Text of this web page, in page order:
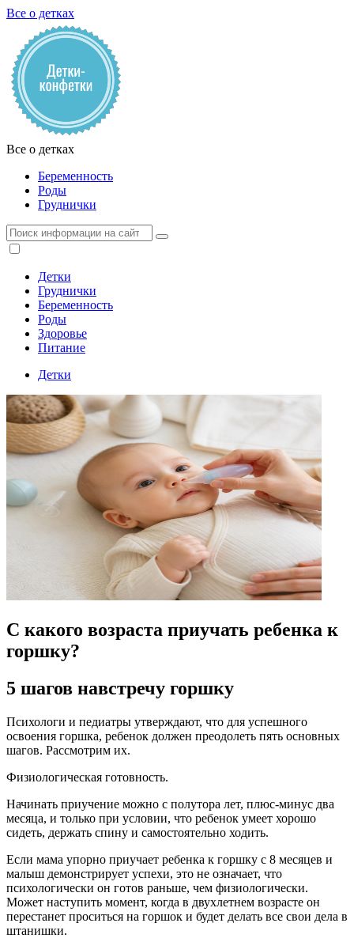
Все о детках
Все о детках
Беременность
Роды
Груднички
Детки
Груднички
Беременность
Роды
Здоровье
Питание
Детки
С какого возраста приучать ребенка к
горшку?
5 шагов навстречу горшку
Психологи и педиатры утверждают, что для успешного
освоения горшка, ребенок должен преодолеть пять основных
шагов. Рассмотрим их.
Физиологическая готовность.
Начинать приучение можно с полутора лет, плюс-минус два
месяца, и только при условии, что ребенок умеет хорошо
сидеть, держать спину и самостоятельно ходить.
Если мама упорно приучает ребенка к горшку с 8 месяцев и
малыш демонстрирует успехи, это не означает, что
психологически он готов раньше, чем физиологически.
Может наступить момент, когда в двухлетнем возрасте он
перестанет проситься на горшок и будет делать все свои дела в
штанишки.